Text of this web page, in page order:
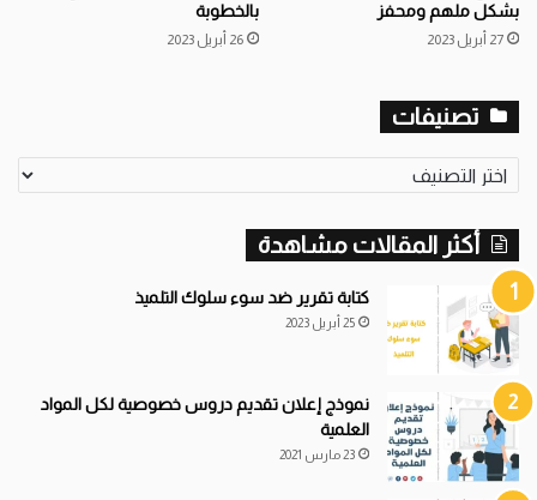
بشكل ملهم ومحفز
27 أبريل 2023
بالخطوبة
26 أبريل 2023
تصنيفات
تصنيفات
أكثر المقالات مشاهدة
كتابة تقرير ضد سوء سلوك التلميذ
25 أبريل 2023
نموذج إعلان تقديم دروس خصوصية لكل المواد
العلمية
23 مارس 2021